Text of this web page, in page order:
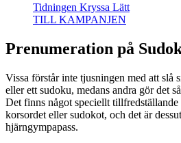
Tidningen Kryssa Lätt
TILL KAMPANJEN
Prenumeration på
Vissa förstår inte tjusningen med att slå
eller ett sudoku, medans andra gör det
Det finns något speciellt tillfredställande
korsordet eller sudokot, och det är
hjärngympapass.